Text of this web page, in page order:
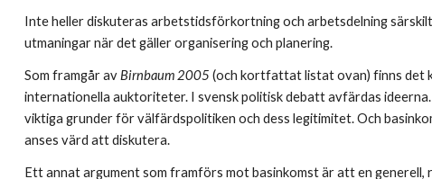
Inte heller diskuteras arbetstidsförkortning och arbetsdelning
utmaningar när det gäller organisering och planering.
Som framgår av Birnbaum 2005 (och kortfattat listat ovan) finns det
internationella auktoriteter. I svensk politisk debatt avfärdas
viktiga grunder för välfärdspolitiken och dess legitimitet. Och
anses värd att diskutera.
Ett annat argument som framförs mot basinkomst är att en generell,